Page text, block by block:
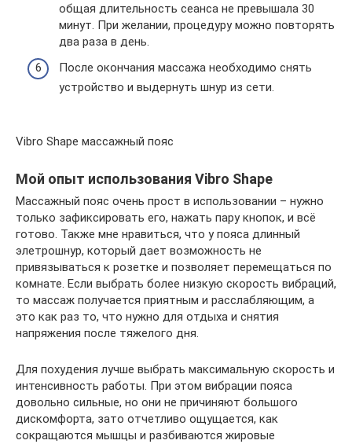
общая длительность сеанса не превышала 30
минут. При желании, процедуру можно повторять
два раза в день.
После окончания массажа необходимо снять
устройство и выдернуть шнур из сети.
Vibro Shape массажный пояс
Мой опыт использования Vibro Shape
Массажный пояс очень прост в использовании – нужно
только зафиксировать его, нажать пару кнопок, и всё
готово. Также мне нравиться, что у пояса длинный
элетрошнур, который дает возможность не
привязываться к розетке и позволяет перемещаться по
комнате. Если выбрать более низкую скорость вибраций,
то массаж получается приятным и расслабляющим, а
это как раз то, что нужно для отдыха и снятия
напряжения после тяжелого дня.
Для похудения лучше выбрать максимальную скорость и
интенсивность работы. При этом вибрации пояса
довольно сильные, но они не причиняют большого
дискомфорта, зато отчетливо ощущается, как
сокращаются мышцы и разбиваются жировые